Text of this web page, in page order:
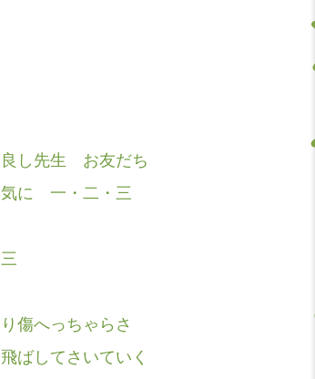
し先生 お友だち
に 一・二・三
傷へっちゃらさ
ばしてさいていく